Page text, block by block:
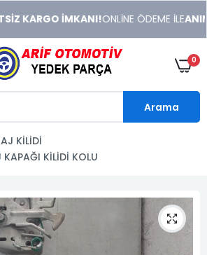
KARGO İMKANI!ONLİNE ÖDEME İLE
0
Arama
KİLİDİ
KİLİDİ KOLU